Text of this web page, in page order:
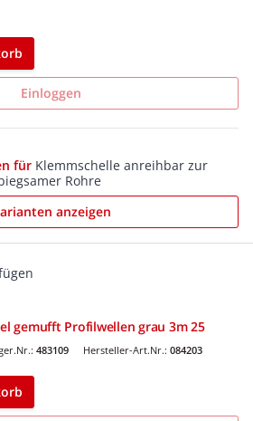
Einloggen
für Klemmschelle anreihbar zur
Rohre
anzeigen
gemufft Profilwellen grau 3m 25
483109 Hersteller-Art.Nr.: 084203